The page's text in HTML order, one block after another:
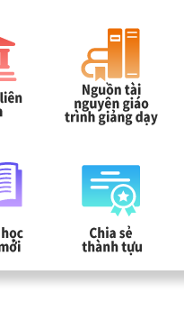
網站導覽 |學校登入